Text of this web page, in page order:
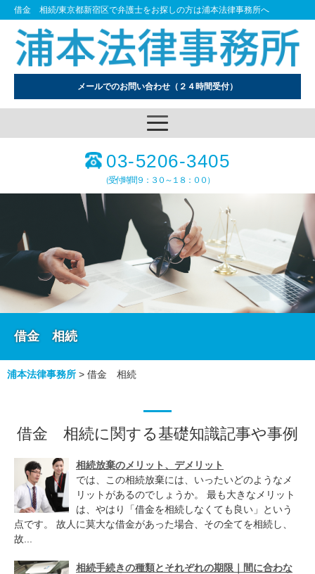
借金 相続/東京都新宿区で弁護士をお探しの方は浦本法律事務所へ
メールでのお問い合わせ （２４時間受付）
03-5206-3405
（受付時間９：３０～１８：００）
借金 相続
浦本法律事務所 > 借金 相続
借金 相続に関する基礎知識記事や事例
相続放棄のメリット、デメリット
では、この相続放棄には、いったいどのようなメ
リットがあるのでしょうか。 最も大きなメリット
は、やはり「借金を相続しなくても良い」という
点です。 故人に莫大な借金があった場合、その全てを相続し、
故...
相続手続きの種類とそれぞれの期限｜間に合わな